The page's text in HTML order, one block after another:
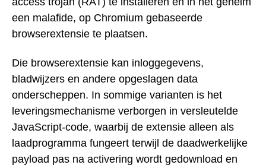
een malafide, op Chromium gebaseerde
browserextensie te plaatsen.
Die browserextensie kan inloggegevens,
bladwijzers en andere opgeslagen data
onderscheppen. In sommige varianten is het
leveringsmechanisme verborgen in versleutelde
JavaScript-code, waarbij de extensie alleen als
laadprogramma fungeert terwijl de daadwerkelijke
payload pas na activering wordt gedownload en